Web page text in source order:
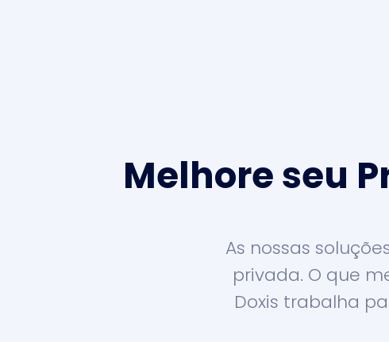
Melhore seu
As nossas
privada. O que
Doxis trabalha